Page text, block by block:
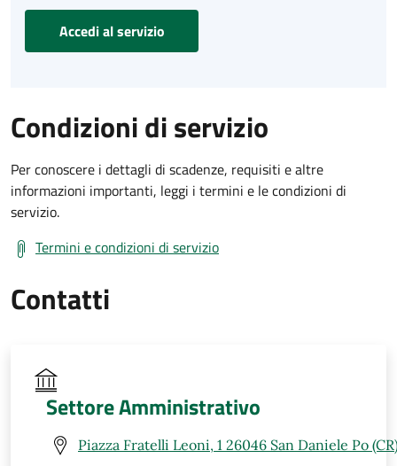
Accedi al servizio
Condizioni di servizio
Per conoscere i dettagli di scadenze, requisiti e altre
informazioni importanti, leggi i termini e le condizioni di
servizio.
Termini e condizioni di servizio
Contatti
Settore Amministrativo
Piazza Fratelli Leoni, 1 26046 San Daniele Po